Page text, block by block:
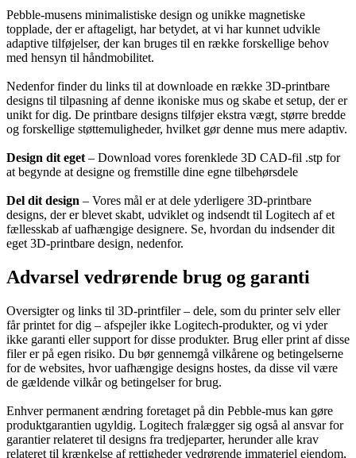
Pebble-musens minimalistiske design og unikke magnetiske
topplade, der er aftageligt, har betydet, at vi har kunnet udvikle
adaptive tilføjelser, der kan bruges til en række forskellige behov
med hensyn til håndmobilitet.
Nedenfor finder du links til at downloade en række 3D-printbare
designs til tilpasning af denne ikoniske mus og skabe et setup, der er
unikt for dig. De printbare designs tilføjer ekstra vægt, større bredde
og forskellige støttemuligheder, hvilket gør denne mus mere adaptiv.
Design dit eget – Download vores forenklede 3D CAD-fil .stp for
at begynde at designe og fremstille dine egne tilbehørsdele
Del dit design – Vores mål er at dele yderligere 3D-printbare
designs, der er blevet skabt, udviklet og indsendt til Logitech af et
fællesskab af uafhængige designere. Se, hvordan du indsender dit
eget 3D-printbare design, nedenfor.
Advarsel vedrørende brug og garanti
Oversigter og links til 3D-printfiler – dele, som du printer selv eller
får printet for dig – afspejler ikke Logitech-produkter, og vi yder
ikke garanti eller support for disse produkter. Brug eller print af disse
filer er på egen risiko. Du bør gennemgå vilkårene og betingelserne
for de websites, hvor uafhængige designs hostes, da disse vil være
de gældende vilkår og betingelser for brug.
Enhver permanent ændring foretaget på din Pebble-mus kan gøre
produktgarantien ugyldig. Logitech fralægger sig også al ansvar for
garantier relateret til designs fra tredjeparter, herunder alle krav
relateret til krænkelse af rettigheder vedrørende immateriel ejendom,